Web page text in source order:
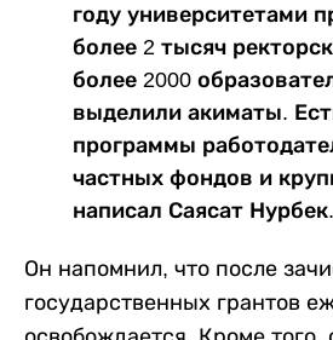
году университетами
более 2 тысяч
более 2000
выделили акиматы.
программы
частных фондов и
написал Саясат Нурбек.
Он напомнил, что после
государственных грантов